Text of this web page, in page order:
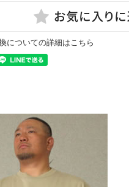
についての詳細はこちら